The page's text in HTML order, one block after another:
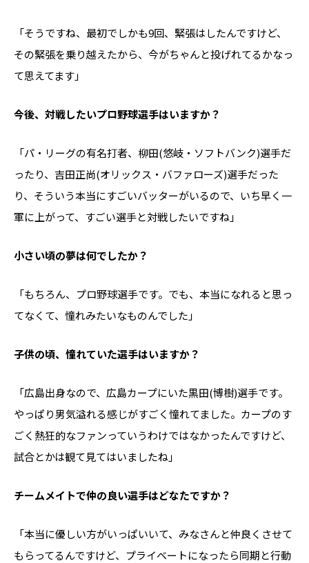
「そうですね、最初でしかも9回、緊張はしたんですけど、
その緊張を乗り越えたから、今がちゃんと投げれてるかなっ
て思えてます」
――今後、対戦したいプロ野球選手はいますか？
「パ・リーグの有名打者、柳田(悠岐・ソフトバンク)選手だ
ったり、吉田正尚(オリックス・バファローズ)選手だった
り、そういう本当にすごいバッターがいるので、いち早く一
軍に上がって、すごい選手と対戦したいですね」
――小さい頃の夢は何でしたか？
「もちろん、プロ野球選手です。でも、本当になれると思っ
てなくて、憧れみたいなものんでした」
――子供の頃、憧れていた選手はいますか？
「広島出身なので、広島カープにいた黒田(博樹)選手です。
やっぱり男気溢れる感じがすごく憧れてました。カープのす
ごく熱狂的なファンっていうわけではなかったんですけど、
試合とかは観て見てはいましたね」
――チームメイトで仲の良い選手はどなたですか？
「本当に優しい方がいっぱいいて、みなさんと仲良くさせて
もらってるんですけど、プライベートになったら同期と行動